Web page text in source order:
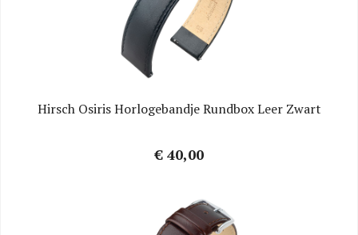
Hirsch Osiris Horlogebandje Rundbox Leer Zwart
€ 40,00